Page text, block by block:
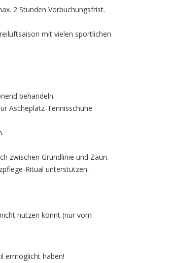
2 Stunden Vorbuchungsfrist.
mit vielen sportlichen
behandeln.
Ascheplatz-Tennisschuhe
zwischen Grundlinie und Zaun.
Ritual unterstützen.
nutzen könnt (nur vom
ermöglicht haben!